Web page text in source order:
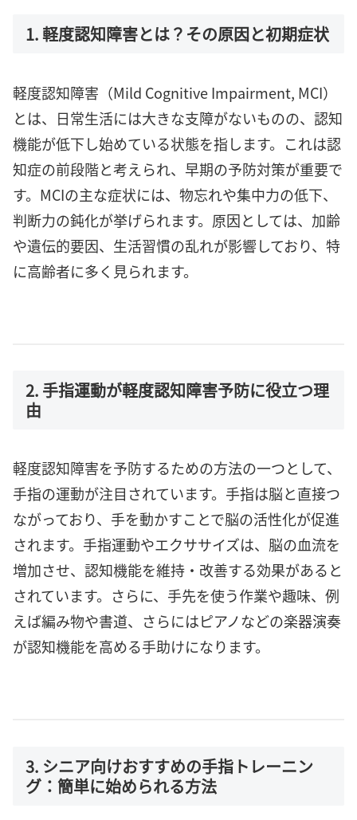
1. 軽度認知障害とは？その原因と初期症状
軽度認知障害（Mild Cognitive Impairment, MCI）
とは、日常生活には大きな支障がないものの、認知
機能が低下し始めている状態を指します。これは認
知症の前段階と考えられ、早期の予防対策が重要で
す。MCIの主な症状には、物忘れや集中力の低下、
判断力の鈍化が挙げられます。原因としては、加齢
や遺伝的要因、生活習慣の乱れが影響しており、特
に高齢者に多く見られます。
2. 手指運動が軽度認知障害予防に役立つ理
由
軽度認知障害を予防するための方法の一つとして、
手指の運動が注目されています。手指は脳と直接つ
ながっており、手を動かすことで脳の活性化が促進
されます。手指運動やエクササイズは、脳の血流を
増加させ、認知機能を維持・改善する効果があると
されています。さらに、手先を使う作業や趣味、例
えば編み物や書道、さらにはピアノなどの楽器演奏
が認知機能を高める手助けになります。
3. シニア向けおすすめの手指トレーニン
グ：簡単に始められる方法